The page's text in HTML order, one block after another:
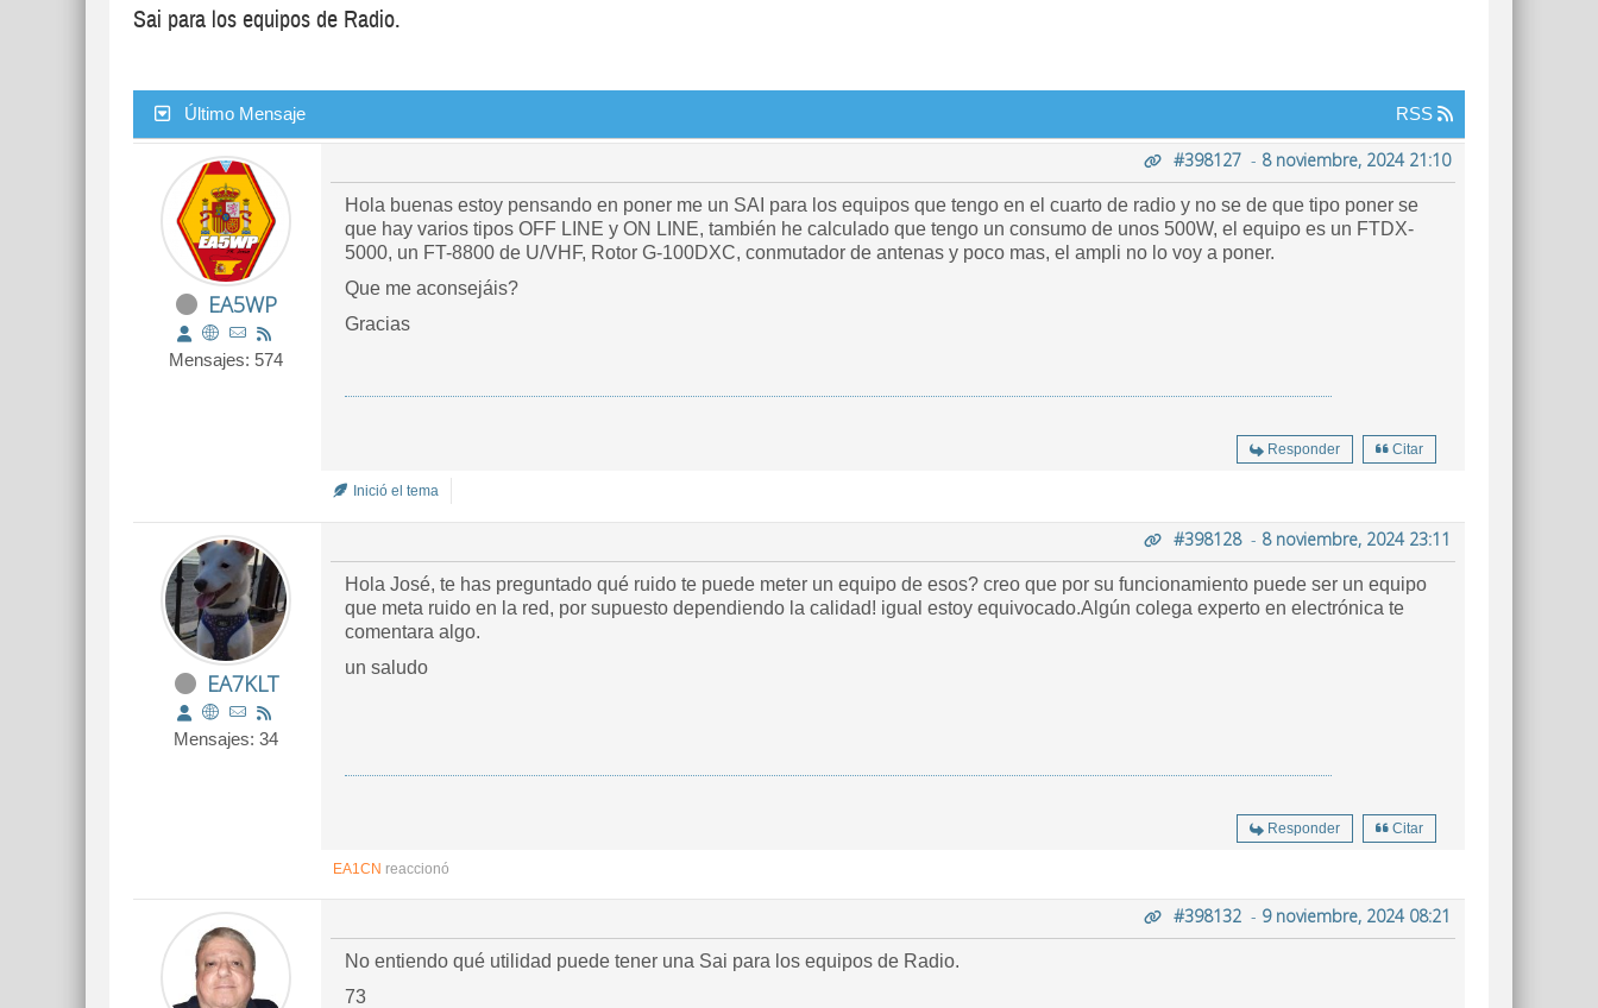
Sai para los equipos de Radio.
Último Mensaje RSS
EA5WP
Mensajes: 574
#398127 - 8 noviembre, 2024 21:10
Hola buenas estoy pensando en poner me un SAI para los equipos que tengo en el cuarto de radio y no se de que tipo poner se
que hay varios tipos OFF LINE y ON LINE, también he calculado que tengo un consumo de unos 500W, el equipo es un FTDX-
5000, un FT-8800 de U/VHF, Rotor G-100DXC, conmutador de antenas y poco mas, el ampli no lo voy a poner.
Que me aconsejáis?
Gracias
Responder Citar
Inició el tema
EA7KLT
Mensajes: 34
#398128- 8 noviembre, 2024 23:11
Hola José, te has preguntado qué ruido te puede meter un equipo de esos? creo que por su funcionamiento puede ser un equipo
que meta ruido en la red, por supuesto dependiendo la calidad! igual estoy equivocado.Algún colega experto en electrónica te
comentara algo.
un saludo
Responder Citar
EA1CN reaccionó
#398132 - 9 noviembre, 2024 08:21
No entiendo qué utilidad puede tener una Sai para los equipos de Radio.
73